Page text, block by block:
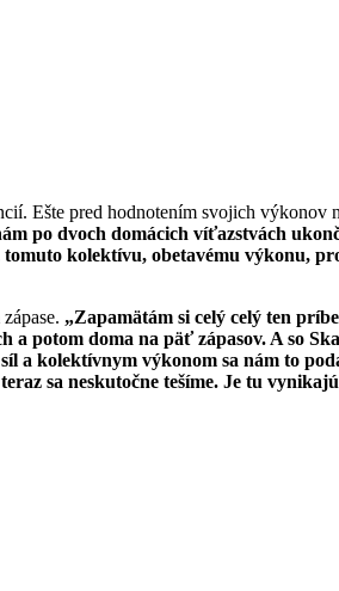
Ešte pred hodnotením svojich
po dvoch domácich víťazstvách
kolektívu, obetavému výkonu,
„Zapamätám si celý celý ten
potom doma na päť zápasov. A so
a kolektívnym výkonom sa nám to
sa neskutočne tešíme. Je tu